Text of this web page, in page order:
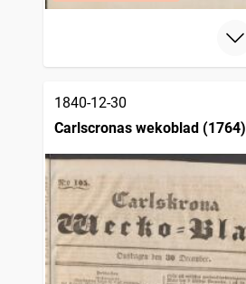
1840-12-30
Carlscronas wekoblad (1764)